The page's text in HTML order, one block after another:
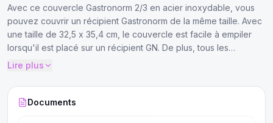
Avec ce couvercle Gastronorm 2/3 en acier inoxydable, vous
pouvez couvrir un récipient Gastronorm de la même taille. Avec
une taille de 32,5 x 35,4 cm, le couvercle est facile à empiler
lorsqu'il est placé sur un récipient GN. De plus, tous les
couvercles GN sont lavables au lave-vaisselle.
Lire plus
Documents